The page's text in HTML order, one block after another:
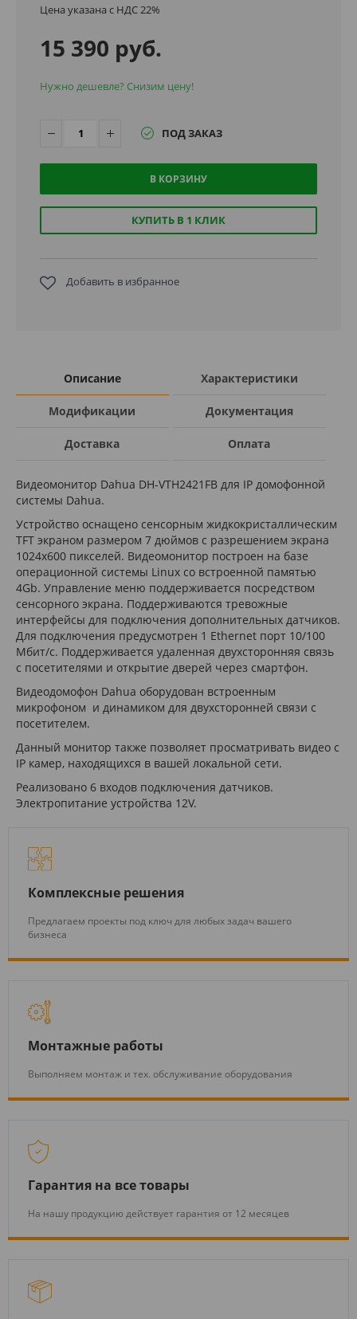
Цена указана с НДС 22%
15 390 руб.
Нужно дешевле? Снизим цену!
ПОД ЗАКАЗ
В КОРЗИНУ
КУПИТЬ В 1 КЛИК
Добавить в избранное
Описание Характеристики
Модификации Документация
Доставка Оплата
Видеомонитор Dahua DH-VTH2421FB для IP домофонной
системы Dahua.
Устройство оснащено сенсорным жидкокристаллическим
TFT экраном размером 7 дюймов с разрешением экрана
1024x600 пикселей. Видеомонитор построен на базе
операционной системы Linux со встроенной памятью
4Gb. Управление меню поддерживается посредством
сенсорного экрана. Поддерживаются тревожные
интерфейсы для подключения дополнительных датчиков.
Для подключения предусмотрен 1 Ethernet порт 10/100
Мбит/с. Поддерживается удаленная двухсторонняя связь
с посетителями и открытие дверей через смартфон.
Видеодомофон Dahua оборудован встроенным
микрофоном и динамиком для двухсторонней связи с
посетителем.
Данный монитор также позволяет просматривать видео с
IP камер, находящихся в вашей локальной сети.
Реализовано 6 входов подключения датчиков.
Электропитание устройства 12V.
Комплексные решения
Предлагаем проекты под ключ для любых задач вашего
бизнеса
Монтажные работы
Выполняем монтаж и тех. обслуживание оборудования
Гарантия на все товары
На нашу продукцию действует гарантия от 12 месяцев